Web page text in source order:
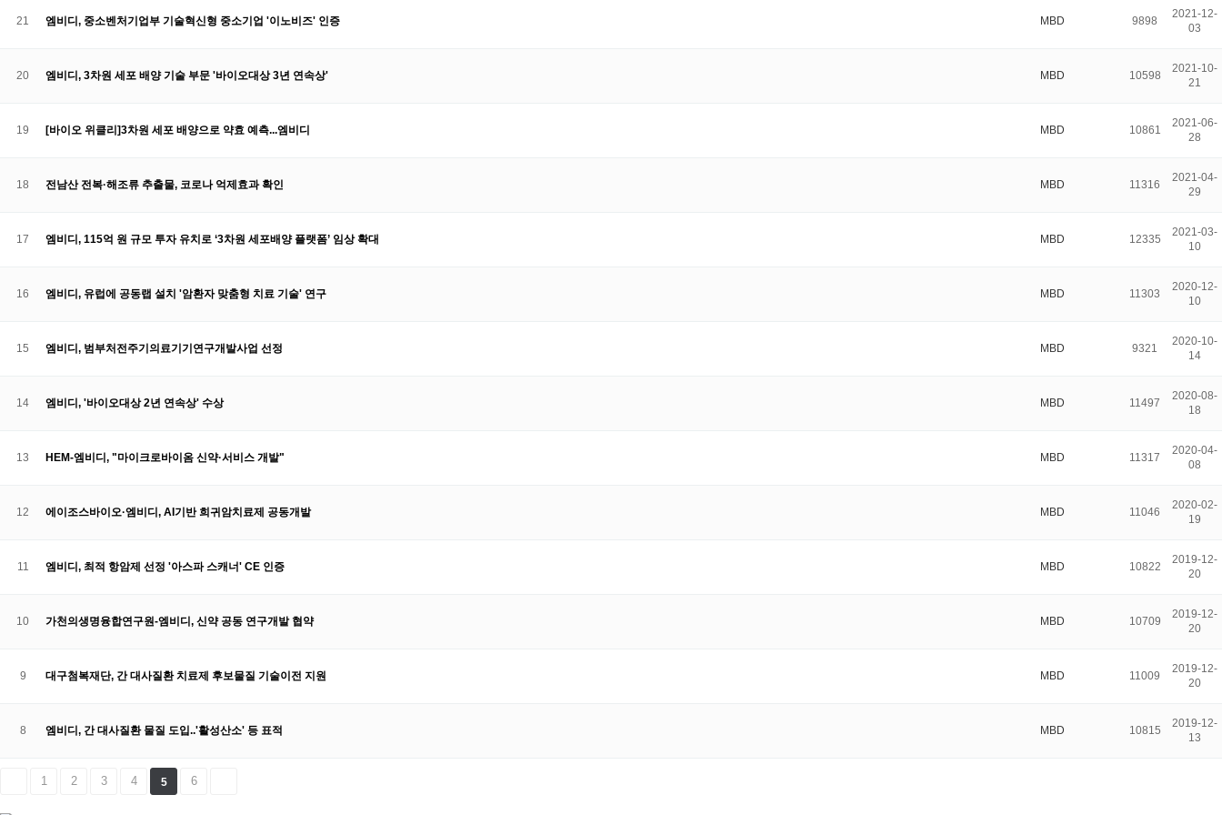
21 엠비디, 중소벤처기업부 기술혁신형 중소기업 '이노비즈' 인증 MBD 9898
2021-12-
03
20 엠비디, 3차원 세포 배양 기술 부문 '바이오대상 3년 연속상' MBD 10598
2021-10-
21
19 [바이오 위클리]3차원 세포 배양으로 약효 예측...엠비디 MBD 10861
2021-06-
28
18 전남산 전복·해조류 추출물, 코로나 억제효과 확인 MBD 11316
2021-04-
29
17 엠비디, 115억 원 규모 투자 유치로 ‘3차원 세포배양 플랫폼’ 임상 확대 MBD 12335
2021-03-
10
16 엠비디, 유럽에 공동랩 설치 '암환자 맞춤형 치료 기술' 연구 MBD 11303
2020-12-
10
15 엠비디, 범부처전주기의료기기연구개발사업 선정 MBD 9321
2020-10-
14
14 엠비디, '바이오대상 2년 연속상' 수상 MBD 11497
2020-08-
18
13 HEM-엠비디, "마이크로바이옴 신약·서비스 개발" MBD 11317
2020-04-
08
12 에이조스바이오·엠비디, AI기반 희귀암치료제 공동개발 MBD 11046
2020-02-
19
11 엠비디, 최적 항암제 선정 '아스파 스캐너' CE 인증 MBD 10822
2019-12-
20
10 가천의생명융합연구원-엠비디, 신약 공동 연구개발 협약 MBD 10709
2019-12-
20
9 대구첨복재단, 간 대사질환 치료제 후보물질 기술이전 지원 MBD 11009
2019-12-
20
8 엠비디, 간 대사질환 물질 도입..'활성산소' 등 표적 MBD 10815
2019-12-
13
1 2 3 4 5 6